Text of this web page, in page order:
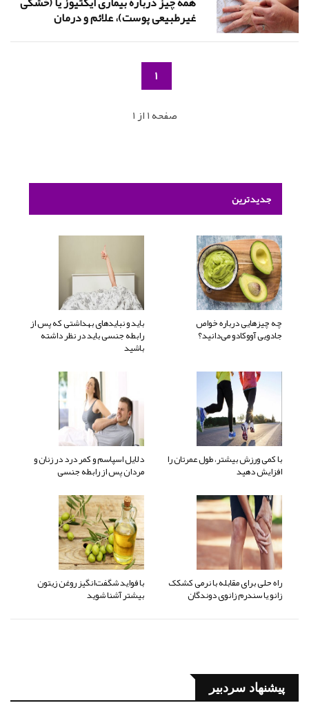
غیرطبیعی پوست)، علائم و درمان
1
صفحه 1 از 1
جدیدترین
چه چیزهایی درباره خواص
جادویی آووکادو می‌دانید؟
باید و نبایدهای بهداشتی که پس از
رابطه جنسی باید در نظر داشته
باشید
با کمی ورزش بیشتر، طول عمرتان را
افزایش دهید
دلایل اسپاسم و کمر درد در زنان و
مردان پس از رابطه جنسی
راه حلی برای مقابله با نرمی کشکک
زانو یا سندرم زانوی دوندگان
با فواید شگفت‌انگیز روغن زیتون
بیشتر آشنا شوید
پیشنهاد سردبیر